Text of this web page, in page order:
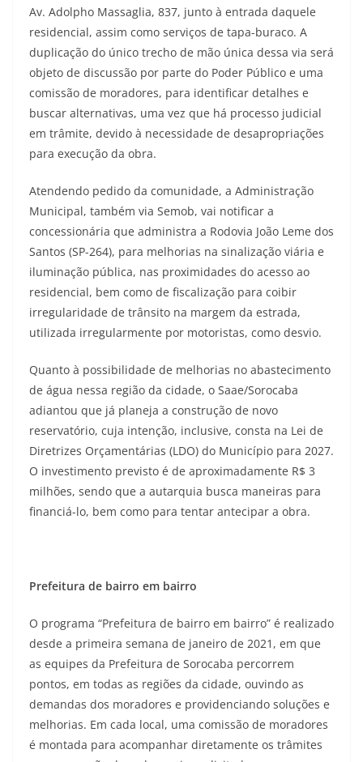
Av. Adolpho Massaglia, 837, junto à entrada daquele
residencial, assim como serviços de tapa-buraco. A
duplicação do único trecho de mão única dessa via será
objeto de discussão por parte do Poder Público e uma
comissão de moradores, para identificar detalhes e
buscar alternativas, uma vez que há processo judicial
em trâmite, devido à necessidade de desapropriações
para execução da obra.
Atendendo pedido da comunidade, a Administração
Municipal, também via Semob, vai notificar a
concessionária que administra a Rodovia João Leme dos
Santos (SP-264), para melhorias na sinalização viária e
iluminação pública, nas proximidades do acesso ao
residencial, bem como de fiscalização para coibir
irregularidade de trânsito na margem da estrada,
utilizada irregularmente por motoristas, como desvio.
Quanto à possibilidade de melhorias no abastecimento
de água nessa região da cidade, o Saae/Sorocaba
adiantou que já planeja a construção de novo
reservatório, cuja intenção, inclusive, consta na Lei de
Diretrizes Orçamentárias (LDO) do Município para 2027.
O investimento previsto é de aproximadamente R$ 3
milhões, sendo que a autarquia busca maneiras para
financiá-lo, bem como para tentar antecipar a obra.
Prefeitura de bairro em bairro
O programa “Prefeitura de bairro em bairro” é realizado
desde a primeira semana de janeiro de 2021, em que
as equipes da Prefeitura de Sorocaba percorrem
pontos, em todas as regiões da cidade, ouvindo as
demandas dos moradores e providenciando soluções e
melhorias. Em cada local, uma comissão de moradores
é montada para acompanhar diretamente os trâmites